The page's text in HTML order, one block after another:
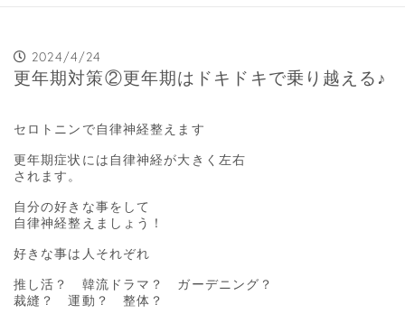
2024/4/24
更年期対策②更年期はドキドキで乗り越える♪
セロトニンで自律神経整えます
更年期症状には自律神経が大きく左右
されます。
自分の好きな事をして
自律神経整えましょう！
好きな事は人それぞれ
推し活？　韓流ドラマ？　ガーデニング？
裁縫？　運動？　整体？